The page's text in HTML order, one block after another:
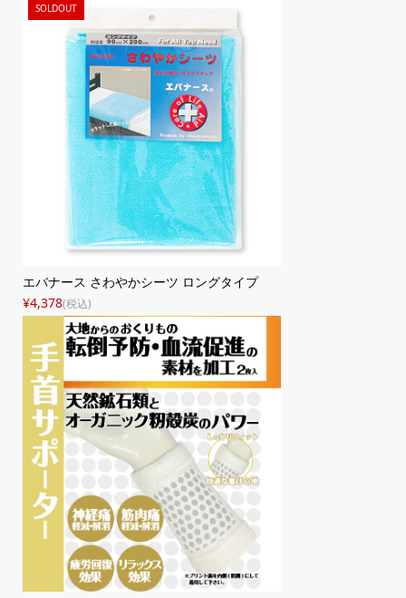
SOLDOUT
エバナース さわやかシーツ ロングタイプ
¥4,378(税込)